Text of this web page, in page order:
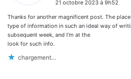
t
:
21 octobre 2023 à 9h52
Thanks for another magnificent post. The
type of information in such an ideal way of
subsequent week, and I’m at the
look for such info.
chargement…